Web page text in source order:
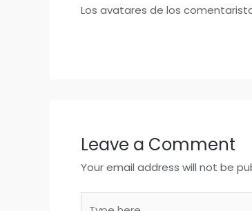
Los avatares de los
Leave a Comment
Your email address will not be